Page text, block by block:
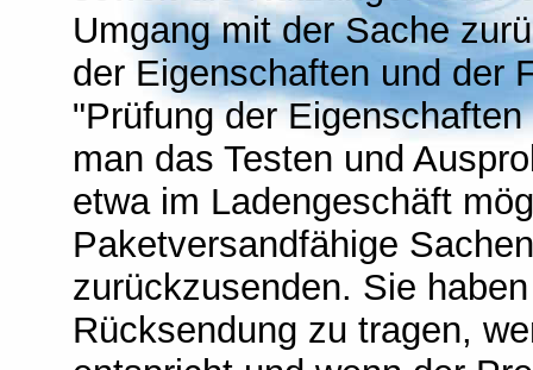
Umgang mit der Sache
der Eigenschaften und der
"Prüfung der
man das Testen und
etwa im Ladengeschäft
Paketversandfähige
zurückzusenden. Sie
Rücksendung zu tragen,